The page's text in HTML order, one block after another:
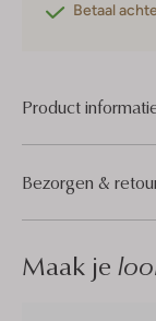
Betaal
Product
Bezorgen &
Maak je